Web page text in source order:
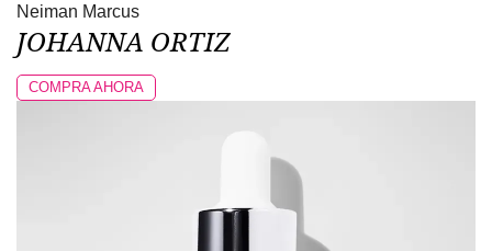
Neiman Marcus
JOHANNA ORTIZ
COMPRA AHORA